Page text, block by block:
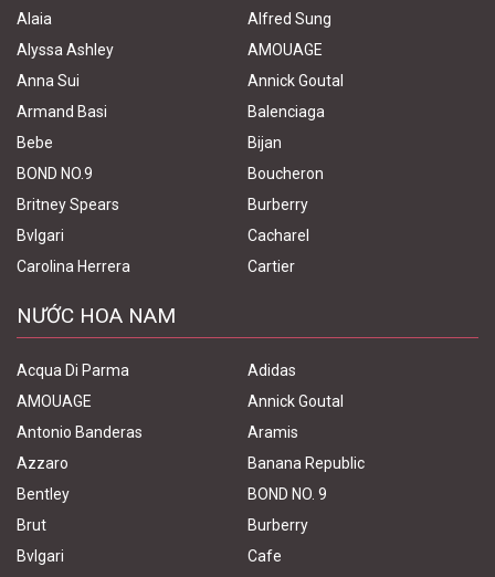
Alaia
Alfred Sung
Alyssa Ashley
AMOUAGE
Anna Sui
Annick Goutal
Armand Basi
Balenciaga
Bebe
Bijan
BOND NO.9
Boucheron
Britney Spears
Burberry
Bvlgari
Cacharel
Carolina Herrera
Cartier
NƯỚC HOA NAM
Acqua Di Parma
Adidas
AMOUAGE
Annick Goutal
Antonio Banderas
Aramis
Azzaro
Banana Republic
Bentley
BOND NO. 9
Brut
Burberry
Bvlgari
Cafe